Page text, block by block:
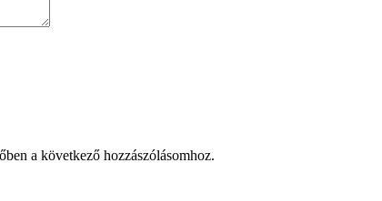
a következő hozzászólásomhoz.